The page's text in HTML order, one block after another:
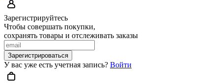
Зарегистрируйтесь
Чтобы совершать покупки,
сохранять товары и отслеживать заказы
Зарегистрироваться
У вас уже есть учетная запись? Войти